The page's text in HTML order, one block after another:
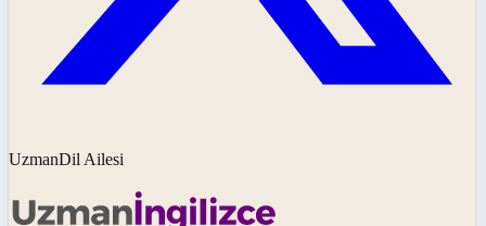
UzmanDil Ailesi